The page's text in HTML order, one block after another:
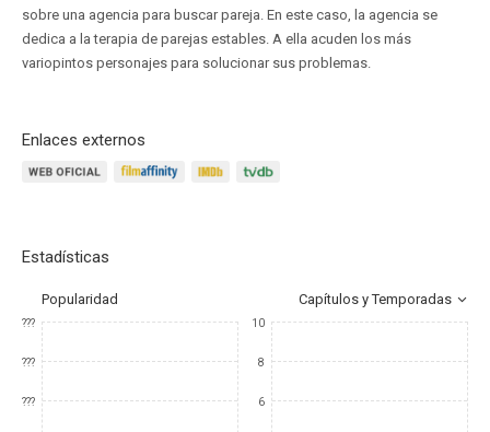
sobre una agencia para buscar pareja. En este caso, la agencia se
dedica a la terapia de parejas estables. A ella acuden los más
variopintos personajes para solucionar sus problemas.
Enlaces externos
Estadísticas
Popularidad Capítulos y Temporadas
???
???
???
10
8
6